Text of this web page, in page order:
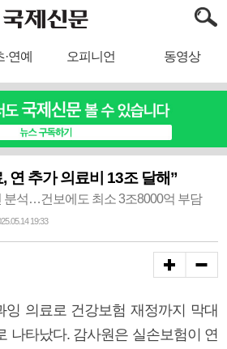
연예 오피니언 동영상
연 추가 의료비 13조 달해”
분석…건보에도 최소 3조8000억 부담
19:33
잉 의료로 건강보험 재정까지 막대
나타났다. 감사원은 실손보험이 연